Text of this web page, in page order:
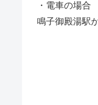
・電車の場合
鳴子御殿湯駅